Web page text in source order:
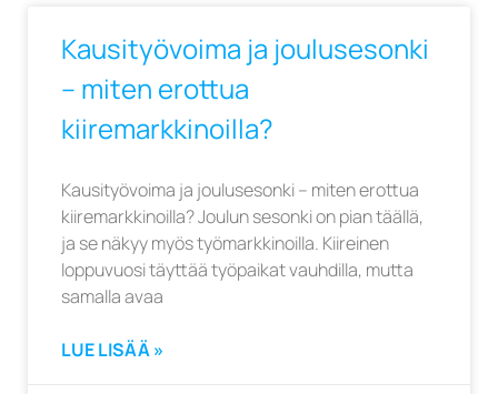
Kausityövoima ja joulusesonki
– miten erottua
kiiremarkkinoilla?
Kausityövoima ja joulusesonki – miten erottua
kiiremarkkinoilla? Joulun sesonki on pian täällä,
ja se näkyy myös työmarkkinoilla. Kiireinen
loppuvuosi täyttää työpaikat vauhdilla, mutta
samalla avaa
LUE LISÄÄ »